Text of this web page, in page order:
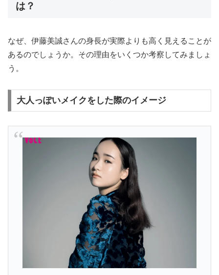
は？
なぜ、伊藤美誠さんの身長が実際よりも高く見えることが
あるのでしょうか。その理由をいくつか考察してみましょ
う。
大人っぽいメイクをした際のイメージ